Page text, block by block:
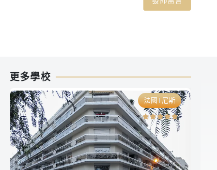
更多學校
法國 尼斯